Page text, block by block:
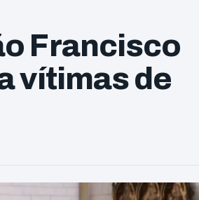
Francisco
vítimas de